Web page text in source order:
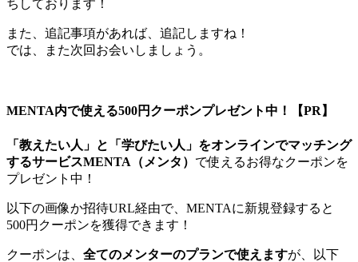
ちしております！
また、追記事項があれば、追記しますね！
では、また次回お会いしましょう。
MENTA内で使える500円クーポンプレゼント中！ 【PR】
「教えたい人」と「学びたい人」をオンラインでマッチング
するサービスMENTA（メンタ） で使えるお得なクーポンを
プレゼント中！
以下の画像か招待URL経由で、MENTAに新規登録すると
500円クーポンを獲得できます！
クーポンは、 全てのメンターのプランで使えますが、以下